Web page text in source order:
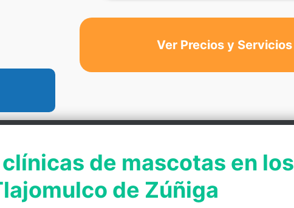
Ver Precios y Servicios
de mascotas en los
de Zúñiga